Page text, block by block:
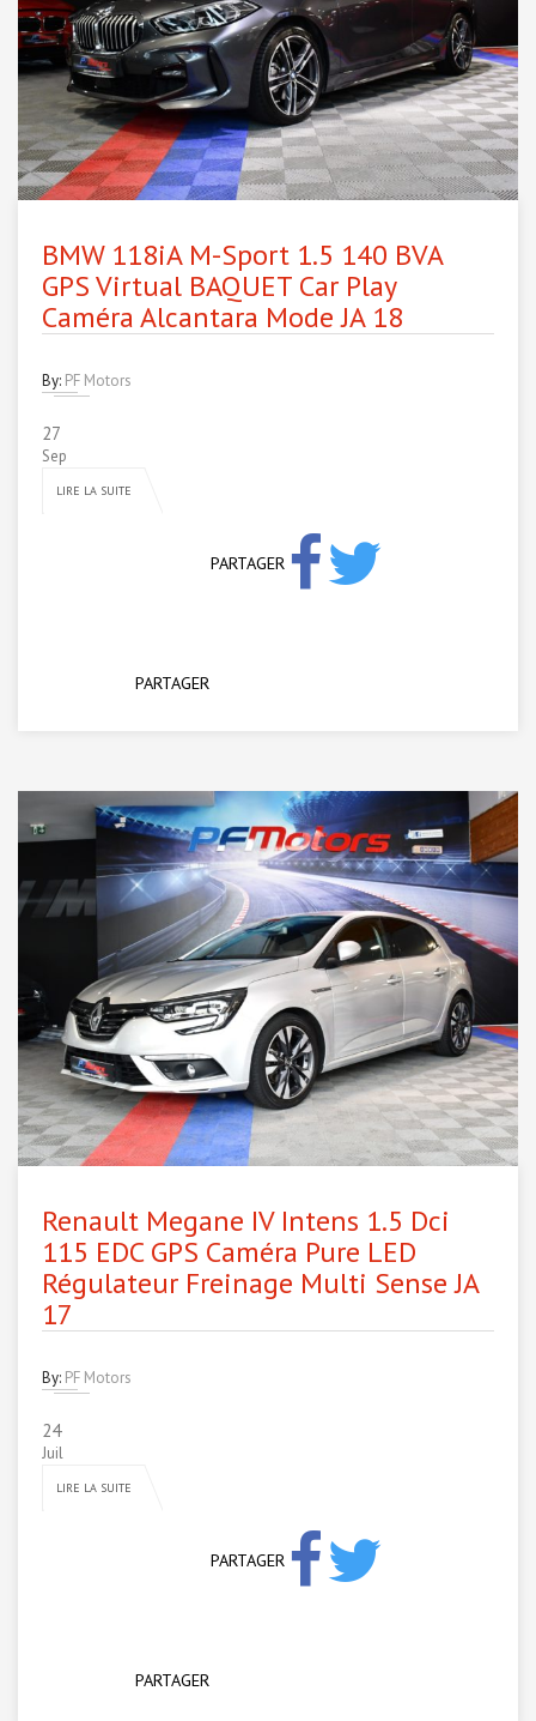
BMW 118iA M-Sport 1.5 140 BVA
GPS Virtual BAQUET Car Play
Caméra Alcantara Mode JA 18
By: PF Motors
27
Sep
LIRE LA SUITE
PARTAGER
PARTAGER
Renault Megane IV Intens 1.5 Dci
115 EDC GPS Caméra Pure LED
Régulateur Freinage Multi Sense JA
17
By: PF Motors
24
Juil
LIRE LA SUITE
PARTAGER
PARTAGER